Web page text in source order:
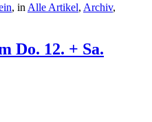
, in Alle Artikel, Archiv,
Do. 12. + Sa.